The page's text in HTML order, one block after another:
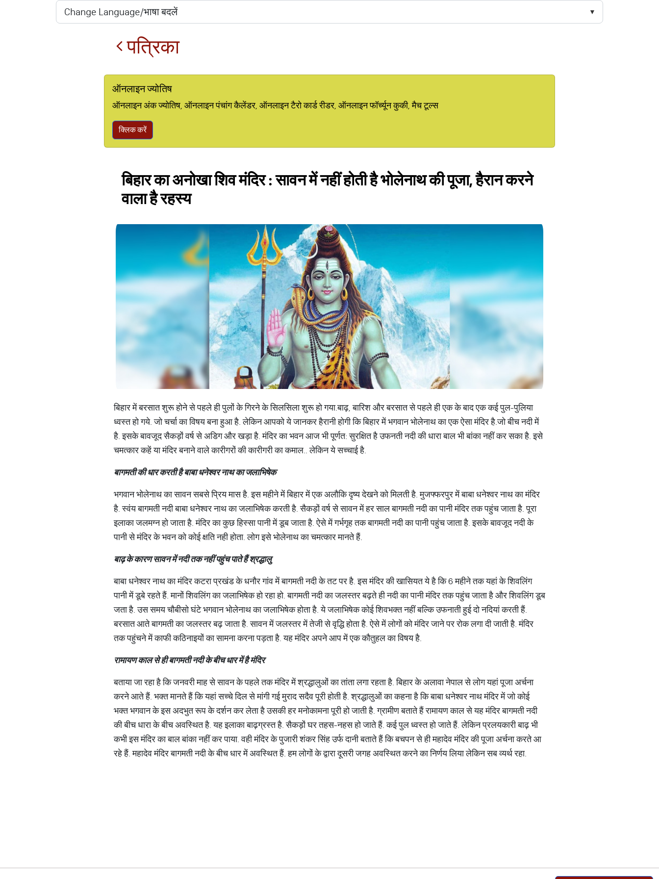
पत्रिका
ऑनलाइन ज्योतिष
ऑनलाइन अंक ज्योतिष, ऑनलाइन पंचांग कैलेंडर, ऑनलाइन टैरो कार्ड रीडर, ऑनलाइन फॉर्च्यून कुकी, मैच टूल्स
क्लिक करें
बिहार का अनोखा शिव मंदिर : सावन में नहीं होती है भोलेनाथ की पूजा, हैरान करने
वाला है रहस्य
बिहार में बरसात शुरू होने से पहले ही पुलों के गिरने के सिलसिला शुरू हो गया.बाढ़, बारिश और बरसात से पहले ही एक के बाद एक कई पुल-पुलिया
ध्वस्त हो गये. जो चर्चा का विषय बना हुआ है. लेकिन आपको ये जानकर हैरानी होगी कि बिहार में भगवान भोलेनाथ का एक ऐसा मंदिर है.जो बीच नदी में
है. इसके बावजूद सैकड़ों वर्ष से अडिग और खड़ा है. मंदिर का भवन आज भी पूर्णत: सुरक्षित है उफनती नदी की धारा बाल भी बांका नहीं कर सका है. इसे
चमत्कार कहें या मंदिर बनाने वाले कारीगरों की कारीगरी का कमाल.. लेकिन ये सच्चाई है.
बागमतीकीधारकरतीहै बाबाधनेश्वरनाथकाजलाभिषेक
भगवान भोलेनाथ का सावन सबसे प्रिय मास है. इस महीने में बिहार में एक अलौकि दृष्य देखने को मिलती है. मुजफ्फरपुर में बाबा धनेश्वर नाथ का मंदिर
है. स्वंय बागमती नदी बाबा धनेश्वर नाथ का जलाभिषेक करती है. सैकड़ों वर्ष से सावन में हर साल बागमती नदी का पानी मंदिर तक पहुंच जाता है. पूरा
इलाका जलमग्न हो जाता है. मंदिर का कुछ हिस्सा पानी में डूब जाता है. ऐसे में गर्भगृह तक बागमती नदी का पानी पहुंच जाता है. इसके बावजूद नदी के
पानी से मंदिर के भवन को कोई क्षति नही होता. लोग इसे भोलेनाथ का चमत्कार मानते हैं.
बाढ़केकारणसावनमेंनदीतकनहींपहुंचपातेहैंश्रद्धालु
बाबा धनेश्वर नाथ का मंदिर कटरा प्रखंड के धनौर गांव में बागमती नदी के तट पर है. इस मंदिर की खासियत ये है कि 6 महीने तक यहां के शिवलिंग
पानी में डूबे रहते हैं. मानों शिवलिंग का जलाभिषेक हो रहा हो. बागमती नदी का जलस्तर बढ़ते ही नदी का पानी मंदिर तक पहुंच जाता है और शिवलिंग डूब
जता है. उस समय चौबीसो घंटे भगवान भोलेनाथ का जलाभिषेक होता है. ये जलाभिषेक कोई शिवभक्त नहीं बल्कि उफनाती हुई दो नदियां करती हैं.
बरसात आते बागमती का जलस्तर बढ़ जाता है. सावन में जलस्तर में तेजी से वृद्धि होता है. ऐसे में लोगों को मंदिर जाने पर रोक लगा दी जाती है. मंदिर
तक पहुंचने में काफी कठिनाइयों का सामना करना पड़ता है. यह मंदिर अपने आप में एक कौतुहल का विषय है.
रामायणकाल सेहीबागमतीनदीकेबीचधारमेंहैमंदिर
बताया जा रहा है कि जनवरी माह से सावन के पहले तक मंदिर में श्रद्धालुओं का तांता लगा रहता है. बिहार के अलावा नेपाल से लोग यहां पूजा अर्चना
करने आते हैं. भक्त मानते हैं कि यहां सच्चे दिल से मांगी गई मुराद सदैव पूरी होती है. श्रद्धालुओं का कहना है कि बाबा धनेश्वर नाथ मंदिर में जो कोई
भक्त भगवान के इस अदभुत रूप के दर्शन कर लेता है उसकी हर मनोकामना पूरी हो जाती है. ग्रामीण बताते हैं रामायण काल से यह मंदिर बागमती नदी
की बीच धारा के बीच अवस्थित है. यह इलाका बाढ़ग्रस्त है. सैकड़ों घर तहस-नहस हो जाते हैं. कई पुल ध्वस्त हो जाते हैं. लेकिन प्रलयकारी बाढ़ भी
कभी इस मंदिर का बाल बांका नहीं कर पाया. वही मंदिर के पुजारी शंकर सिंह उर्फ दानी बताते हैं कि बचपन से ही महादेव मंदिर की पूजा अर्चना करते आ
रहे हैं. महादेव मंदिर बागमती नदी के बीच धार में अवस्थित हैं. हम लोगों के द्वारा दूसरी जगह अवस्थित करने का निर्णय लिया लेकिन सब व्यर्थ रहा.